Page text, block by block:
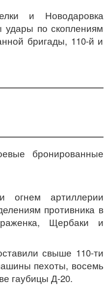
и Новодаровка
удары по скоплениям
бригады, 110-й и
бронированные
огнем артиллерии
противника в
Щербаки и
свыше 110-ти
пехоты, восемь
гаубицы Д-20.